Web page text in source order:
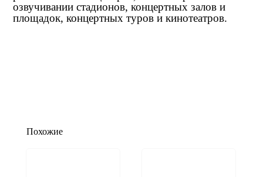
озвучивании стадионов, концертных залов и
площадок, концертных туров и кинотеатров.
Похожие